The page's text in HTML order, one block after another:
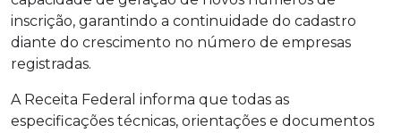
inscrição, garantindo a continuidade do cadastro
diante do crescimento no número de empresas
registradas.
A Receita Federal informa que todas as
especificações técnicas, orientações e documentos